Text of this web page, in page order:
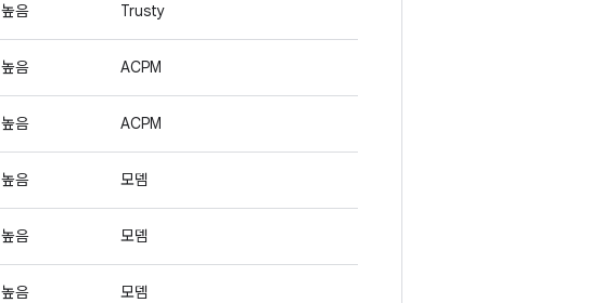
높음 Trusty
높음 ACPM
높음 ACPM
높음 모뎀
높음 모뎀
높음 모뎀